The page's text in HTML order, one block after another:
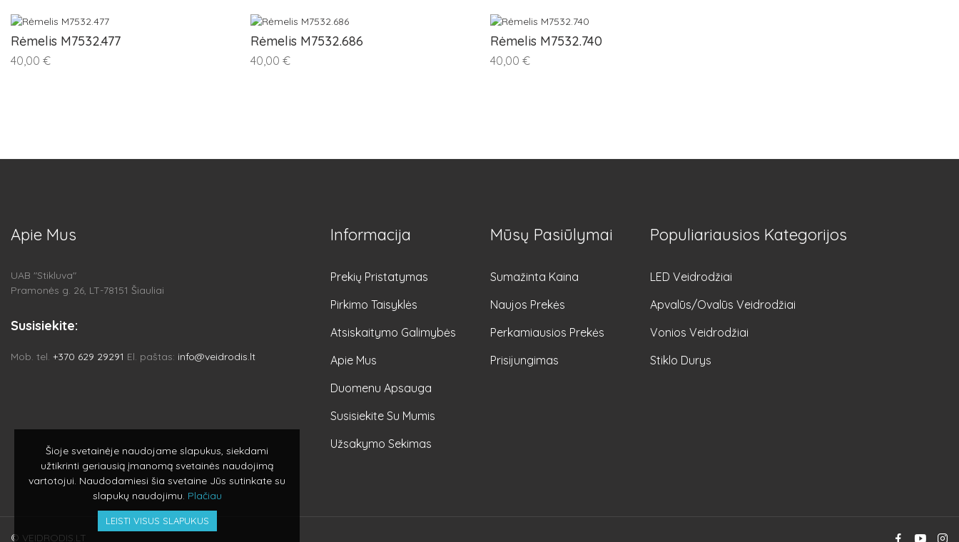
Rėmelis M7532.477
40,00 €
Rėmelis M7532.686
40,00 €
Rėmelis M7532.740
40,00 €
Apie Mus
UAB "Stikluva"
Pramonės g. 26, LT-78151 Šiauliai
Susisiekite:
Mob. tel. +370 629 29291 El. paštas: info@veidrodis.lt
Informacija
Prekių Pristatymas
Pirkimo Taisyklės
Atsiskaitymo Galimybės
Apie Mus
Duomenu Apsauga
Susisiekite Su Mumis
Užsakymo Sekimas
Mūsų Pasiūlymai
Sumažinta Kaina
Naujos Prekės
Perkamiausios Prekės
Prisijungimas
Populiariausios Kategorijos
LED Veidrodžiai
Apvalūs/Ovalūs Veidrodžiai
Vonios Veidrodžiai
Stiklo Durys
Šioje svetainėje naudojame slapukus, siekdami
užtikrinti geriausią įmanomą svetainės naudojimą
vartotojui. Naudodamiesi šia svetaine Jūs sutinkate su
slapukų naudojimu. Plačiau
LEISTI VISUS SLAPUKUS
© VEIDRODIS.LT